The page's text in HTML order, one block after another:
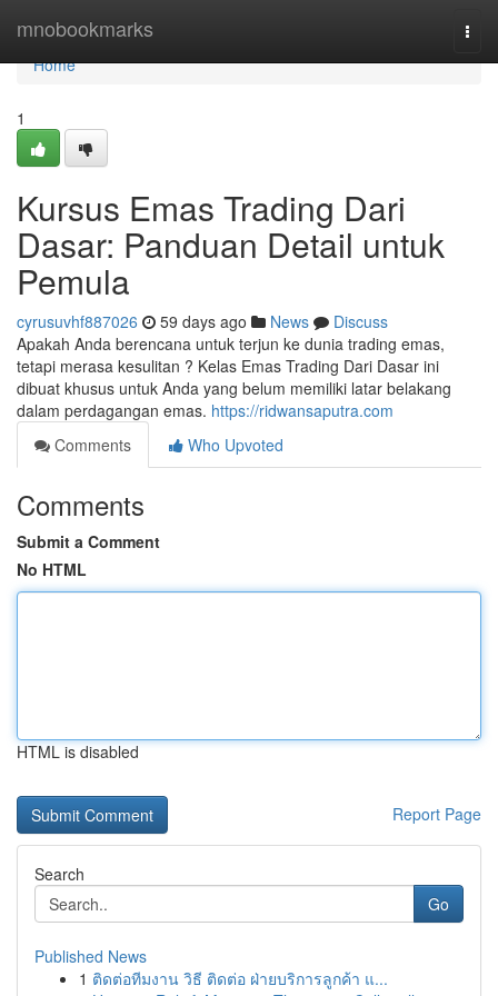
mnobookmarks
Home
Home
1
Kursus Emas Trading Dari
Dasar: Panduan Detail untuk
Pemula
cyrusuvhf887026 59 days ago News
Discuss
Apakah Anda berencana untuk terjun ke dunia trading emas,
tetapi merasa kesulitan ? Kelas Emas Trading Dari Dasar ini
dibuat khusus untuk Anda yang belum memiliki latar belakang
dalam perdagangan emas. https://ridwansaputra.com
Comments
Who Upvoted
Comments
Submit a Comment
No HTML
HTML is disabled
Report Page
Search
Go
Published News
1 ติดต่อทีมงาน วิธี ติดต่อ ฝ่ายบริการลูกค้า แ...